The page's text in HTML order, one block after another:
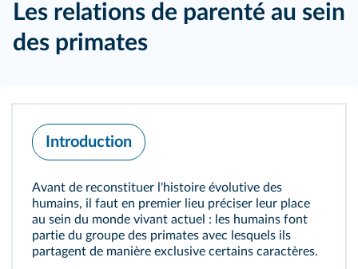
Les relations de parenté au sein
des primates
Introduction
Avant de reconstituer l'histoire évolutive des
humains, il faut en premier lieu préciser leur place
au sein du monde vivant actuel : les humains font
partie du groupe des primates avec lesquels ils
partagent de manière exclusive certains caractères.